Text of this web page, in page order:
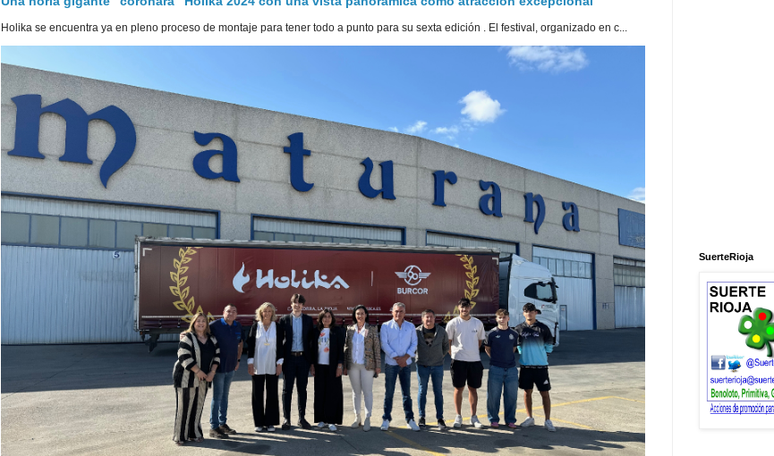
Holika se encuentra ya en pleno proceso de montaje para tener todo a punto para su sexta edición . El festival, organizado en c...
SuerteRioja